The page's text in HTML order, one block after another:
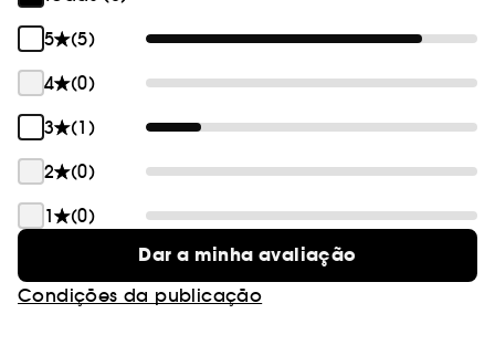
5
(5)
4
(0)
3
(1)
2
(0)
1
(0)
Dar a minha avaliação
Condições da publicação